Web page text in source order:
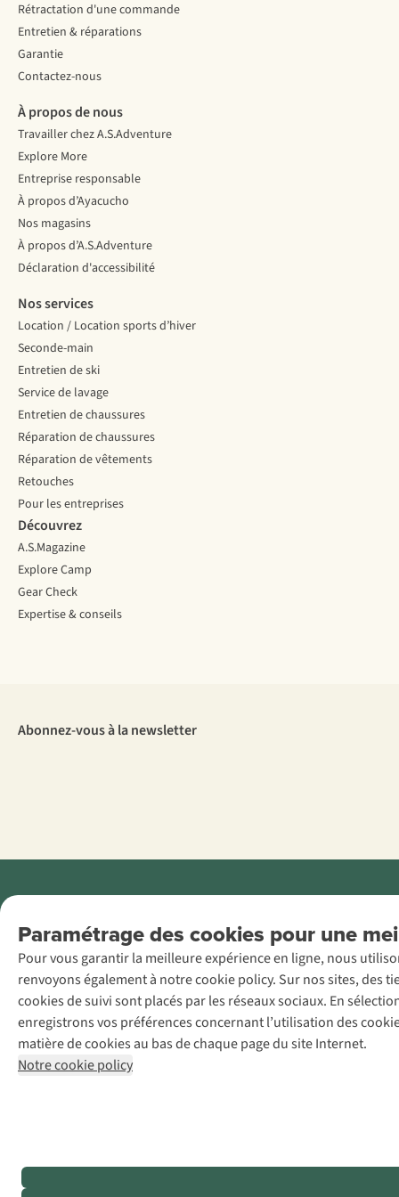
Paramétrage des cookies pour une
Pour vous garantir la meilleure expérience en ligne, nous
renvoyons également à notre cookie policy. Sur nos sites, des
cookies de suivi sont placés par les réseaux sociaux. En
enregistrons vos préférences concernant l’utilisation des
matière de cookies au bas de chaque page du site Internet.
Notre cookie policy
Rétractation d'une commande
Entretien & réparations
Garantie
Contactez-nous
À propos de nous
Travailler chez A.S.Adventure
Explore More
Entreprise responsable
À propos d’Ayacucho
Nos magasins
À propos d’A.S.Adventure
Déclaration d'accessibilité
Nos services
Location / Location sports d’hiver
Seconde-main
Entretien de ski
Service de lavage
Entretien de chaussures
Réparation de chaussures
Réparation de vêtements
Retouches
Pour les entreprises
Découvrez
A.S.Magazine
Explore Camp
Gear Check
Expertise & conseils
Abonnez-vous à la newsletter
AS Adventure
France SAS,
Rue du Vieux
Faubourg 14, F-
59000 Lille
+32 (0)3 828
30 15